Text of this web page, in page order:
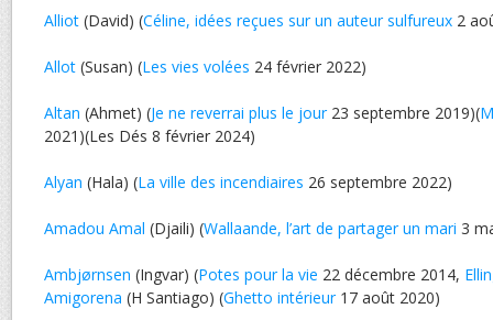
Alliot (David) (Céline, idées reçues sur un auteur sulfureux 2
Allot (Susan) (Les vies volées 24 février 2022)
Altan (Ahmet) (Je ne reverrai plus le jour23 septembre 2019)(
2021)(Les Dés 8 février 2024)
Alyan (Hala) (La ville des incendiaires 26 septembre 2022)
Amadou Amal (Djaili) (Wallaande, l’art de partager un mari 3
Ambjørnsen (Ingvar) (Potes pour la vie 22 décembre 2014,
Amigorena (H Santiago) (Ghetto intérieur17 août 2020)